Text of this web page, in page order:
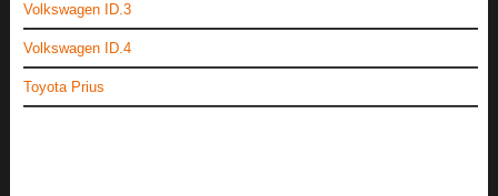
Volkswagen ID.3
Volkswagen ID.4
Toyota Prius